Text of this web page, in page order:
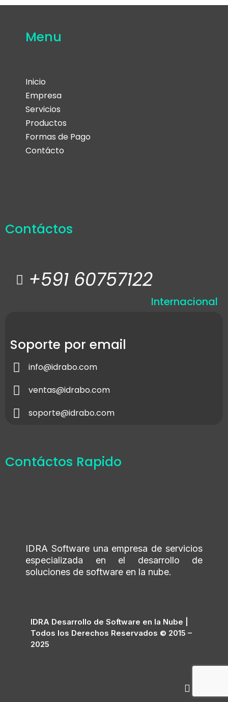
Menu
Inicio
Empresa
Servicios
Productos
Formas de Pago
Contácto
Contáctos
+591 60757122
Internacional
Soporte por email
info@idrabo.com
ventas@idrabo.com
soporte@idrabo.com
Contáctos Rapido
IDRA Software una empresa de servicios
especializada en el desarrollo de
soluciones de software en la nube.
IDRA Desarrollo de Software en la Nube |
Todos los Derechos Reservados © 2015 –
2025